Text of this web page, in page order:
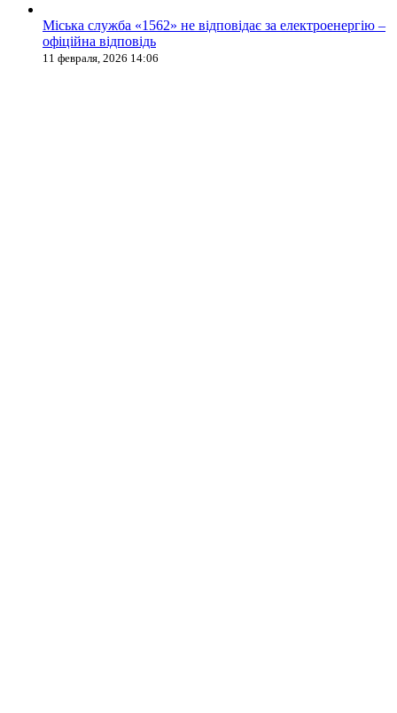
Міська служба «1562» не відповідає за електроенергію –
офіційна відповідь
11 февраля, 2026 14:06